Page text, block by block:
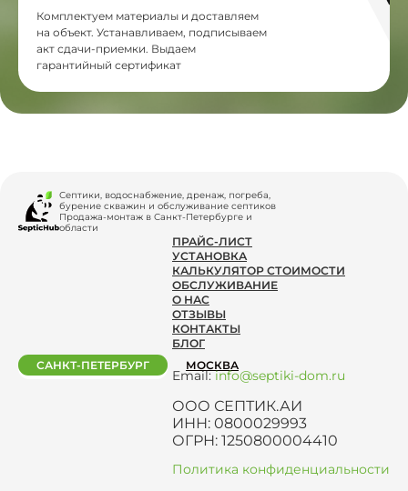
Комплектуем материалы и доставляем
на объект. Устанавливаем, подписываем
акт сдачи-приемки. Выдаем
гарантийный сертификат
Септики, водоснабжение, дренаж, погреба,
бурение скважин и обслуживание септиков
Продажа-монтаж в Санкт-Петербурге и
области
ПРАЙС-ЛИСТ
УСТАНОВКА
КАЛЬКУЛЯТОР СТОИМОСТИ
ОБСЛУЖИВАНИЕ
О НАС
ОТЗЫВЫ
КОНТАКТЫ
БЛОГ
Email:info@septiki-dom.ru
ООО СЕПТИК.АИ
ИНН: 0800029993
ОГРН: 1250800004410
Политика конфиденциальности
САНКТ-ПЕТЕРБУРГ МОСКВА